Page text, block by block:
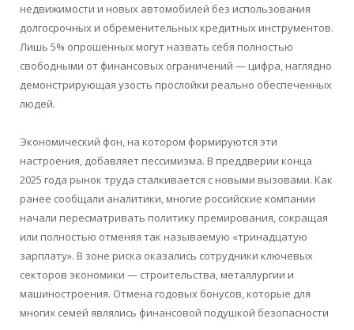
недвижимости и новых автомобилей без использования
долгосрочных и обременительных кредитных инструментов.
Лишь 5% опрошенных могут назвать себя полностью
свободными от финансовых ограничений — цифра, наглядно
демонстрирующая узость прослойки реально обеспеченных
людей.
Экономический фон, на котором формируются эти
настроения, добавляет пессимизма. В преддверии конца
2025 года рынок труда сталкивается с новыми вызовами. Как
ранее сообщали аналитики, многие российские компании
начали пересматривать политику премирования, сокращая
или полностью отменяя так называемую «тринадцатую
зарплату». В зоне риска оказались сотрудники ключевых
секторов экономики — строительства, металлургии и
машиностроения. Отмена годовых бонусов, которые для
многих семей являлись финансовой подушкой безопасности